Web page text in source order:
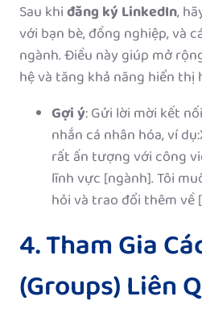
Sau khiđăng ký LinkedIn,
với bạn bè, đồng nghiệp, và
ngành. Điều này giúp mở
hệ và tăng khả năng hiển thị
Gợi ý: Gửi lời mời kết
nhắn cá nhân hóa, ví
rất ấn tượng với công
lĩnh vực [ngành]. Tôi
hỏi và trao đổi thêm về
4. Tham Gia
(Groups) Liên